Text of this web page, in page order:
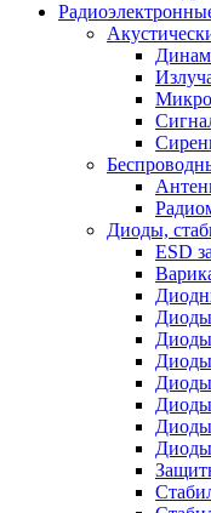
Диоды,
ESD
Диоды
Диоды